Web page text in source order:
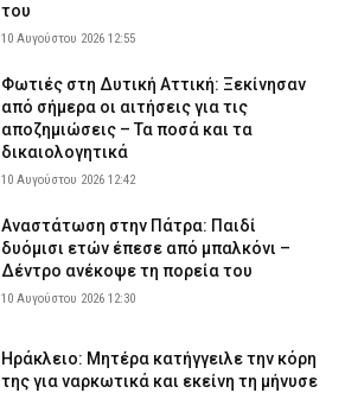
του
10 Αυγούστου 2026 12:55
Φωτιές στη Δυτική Αττική: Ξεκίνησαν
από σήμερα οι αιτήσεις για τις
αποζημιώσεις – Τα ποσά και τα
δικαιολογητικά
10 Αυγούστου 2026 12:42
Αναστάτωση στην Πάτρα: Παιδί
δυόμισι ετών έπεσε από μπαλκόνι –
Δέντρο ανέκοψε τη πορεία του
10 Αυγούστου 2026 12:30
Ηράκλειο: Μητέρα κατήγγειλε την κόρη
της για ναρκωτικά και εκείνη τη μήνυσε